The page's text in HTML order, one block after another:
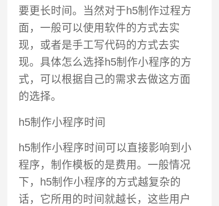
要更长时间。当然对于h5制作过程方
面，一般可以使用软件的方式去实
现，或者是手工写代码的方式去实
现。具体怎么选择h5制作小程序的方
式，可以根据自己的需求去做这方面
的选择。
h5制作小程序时间
h5制作小程序时间可以直接影响到小
程序，制作模板的是费用。一般情况
下，h5制作小程序的方式越复杂的
话，它所用的时间就越长，这些用户